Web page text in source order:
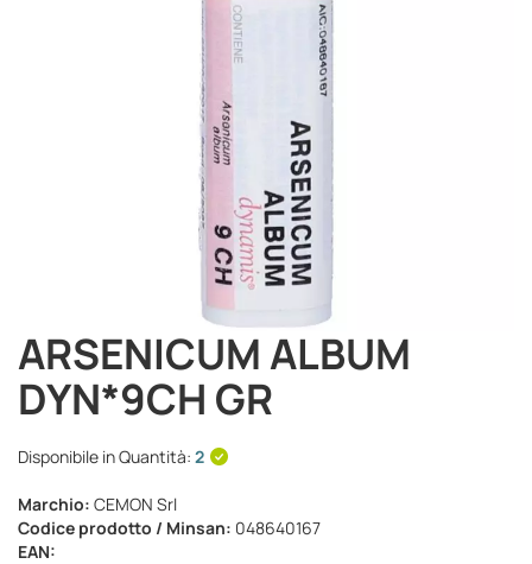
ARSENICUM ALBUM
DYN*9CH GR
Disponibile in Quantità: 2
Marchio: CEMON Srl
Codice prodotto / Minsan: 048640167
EAN:
Vai
all'inizio
della
galleria
immagini